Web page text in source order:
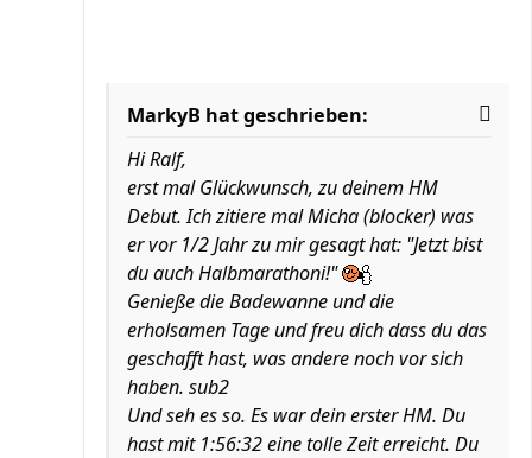
MarkyB hat geschrieben:
Hi Ralf,
erst mal Glückwunsch, zu deinem HM
Debut. Ich zitiere mal Micha (blocker) was
er vor 1/2 Jahr zu mir gesagt hat: "Jetzt bist
du auch Halbmarathoni!"
Genieße die Badewanne und die
erholsamen Tage und freu dich dass du das
geschafft hast, was andere noch vor sich
haben. sub2
Und seh es so. Es war dein erster HM. Du
hast mit 1:56:32 eine tolle Zeit erreicht. Du